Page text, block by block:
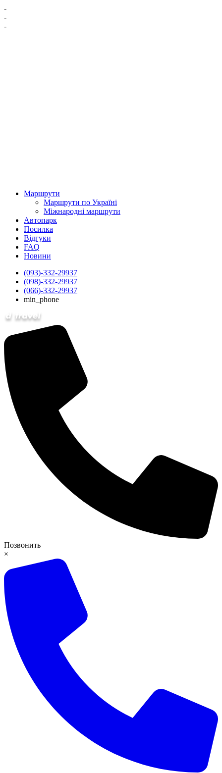
-
-
-
Маршрути
Маршрути по Україні
Міжнародні маршрути
Автопарк
Посилка
Відгуки
FAQ
Новини
(093)-332-29937
(098)-332-29937
(066)-332-29937
min_phone
Позвонить
×